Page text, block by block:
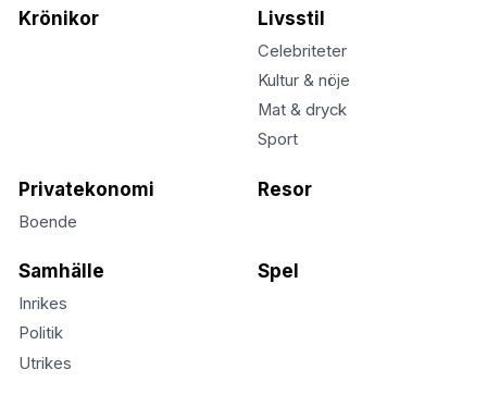
Krönikor Livsstil
Celebriteter
Kultur & nöje
Mat & dryck
Sport
Privatekonomi
Boende
Resor
Samhälle
Inrikes
Politik
Utrikes
Spel